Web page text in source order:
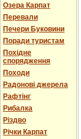
Озера Карпат
Перевали
Печери Буковини
Поради туристам
Похідне
спорядження
Походи
Радонові джерела
Рафтінг
Рибалка
Різдво
Річки Карпат